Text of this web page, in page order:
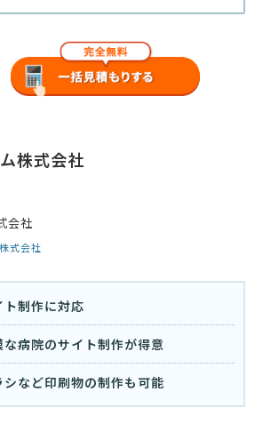
株式会社
式会社
制作に対応
病院のサイト制作が得意
など印刷物の制作も可能